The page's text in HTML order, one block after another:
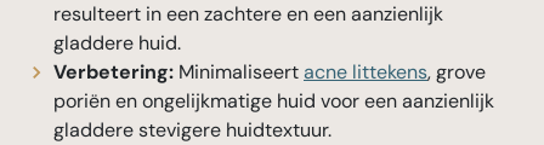
resulteert in een zachtere en een aanzienlijk
gladdere huid.
Verbetering: Minimaliseertacne littekens, grove
poriën en ongelijkmatige huid voor een aanzienlijk
gladdere stevigere huidtextuur.